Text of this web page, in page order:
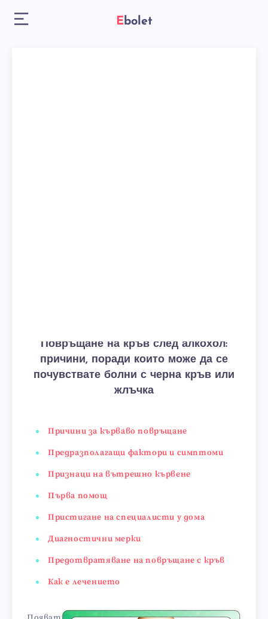
Ebolet
Повръщане на кръв след алкохол:
причини, поради които може да се
почувствате болни с черна кръв или
жлъчка
Причини за кърваво повръщане
Предразполагащи фактори и симптоми
Признаци на вътрешно кървене
Първа помощ
Пристигане на специалисти у дома
Диагностични мерки
Предотвратяване на повръщане с кръв
Как е лечението